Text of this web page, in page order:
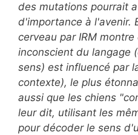
des mutations pourrait
d'importance à l'avenir.
cerveau par IRM
inconscient du langage
sens) est influencé par
contexte), le plus
aussi que les chiens
leur dit, utilisant les
pour décoder le sens